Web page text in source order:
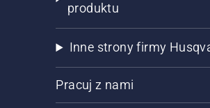
produktu
Inne strony firmy
Pracuj z nami